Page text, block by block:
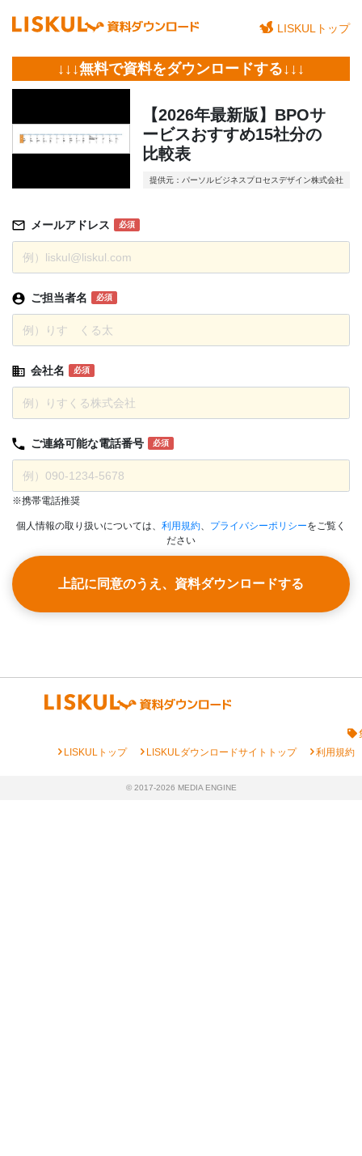
LISKULトップ
↓↓↓無料で資料をダウンロードする↓↓↓
【2026年最新版】BPOサ
ービスおすすめ15社分の
比較表
提供元：パーソルビジネスプロセスデザイン株式会社
メールアドレス 必須
ご担当者名 必須
会社名 必須
ご連絡可能な電話番号 必須
※携帯電話推奨
個人情報の取り扱いについては、 利用規約、 プライバシーポリシーをご覧く
ださい
上記に同意のうえ、資料ダウンロードする
chevron_rightLISKULトップ chevron_rightLISKULダウンロードサイトトップ chevron_right利用規約
© 2017-2026 MEDIA ENGINE